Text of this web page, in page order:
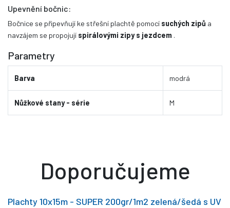
Upevnění bočnic:
Bočnice se připevňují ke střešní plachtě pomocí suchých zipů a
navzájem se propojují spirálovými zipy s jezdcem .
Parametry
Barva modrá
Nůžkové stany - série M
Doporučujeme
Plachty 10x15m - SUPER 200gr/1m2 zelená/šedá s UV